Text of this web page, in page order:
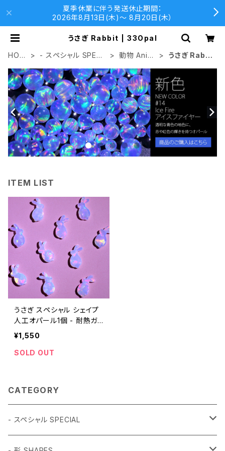
夏季休業に伴う発送休止期間：
2026年8月13日(木)〜 8月20日(木）
うさぎ Rabbit | 33Opal
HOM
- スペシャル SPECI
動物 Anim
うさぎ Rabbi
ITEM LIST
うさぎ スペシャル シェイプ
人工オパール1個 - 耐熱ガ
ラス / ボロシリケイトガラス
（COE33）専用
¥1,550
SOLD OUT
CATEGORY
- スペシャル SPECIAL